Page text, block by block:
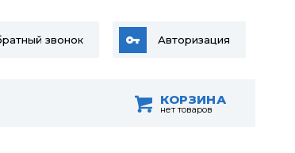
звонок Авторизация
КОРЗИНА
нет товаров